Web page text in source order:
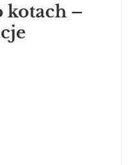
kotach –